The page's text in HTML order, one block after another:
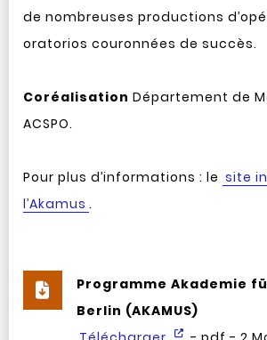
de nombreuses productions
oratorios couronnées de succès.
Coréalisation Département de
ACSPO.
Pour plus d’informations : le site
l’Akamus .
Programme Akademie
Berlin (AKAMUS)